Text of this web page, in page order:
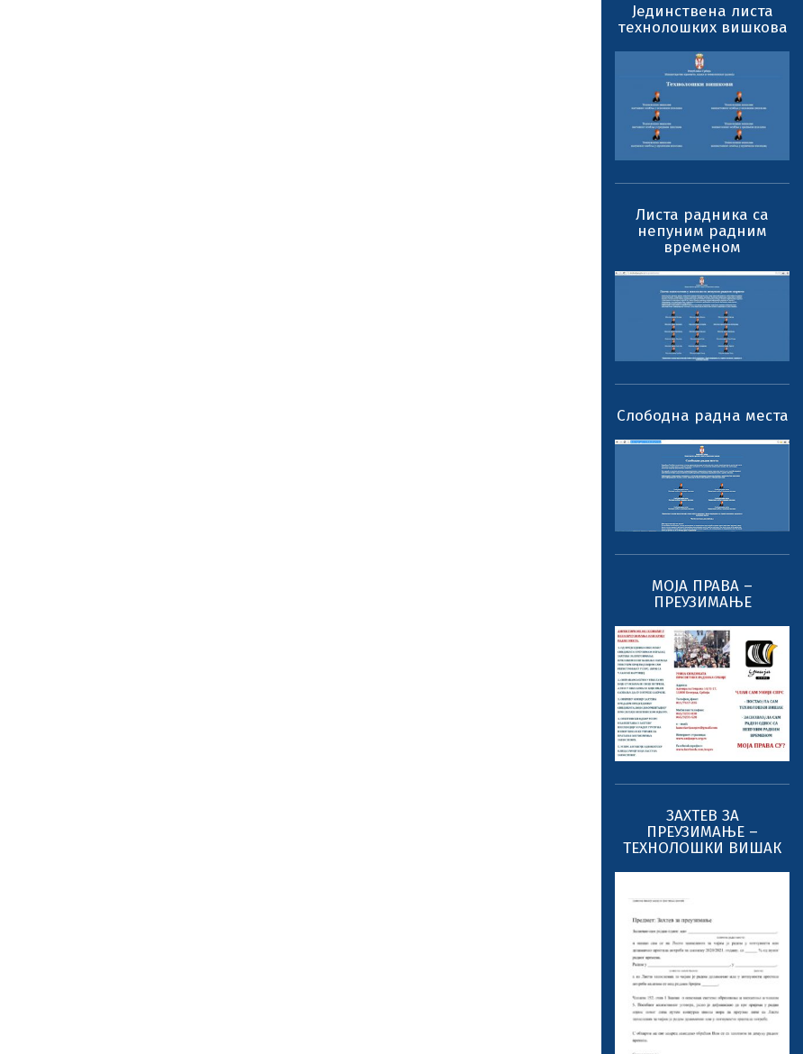
Јединствена листа
технолошких вишкова
Листа радника са
непуним радним
временом
Слободна радна места
МОЈА ПРАВА –
ПРЕУЗИМАЊЕ
ЗАХТЕВ ЗА
ПРЕУЗИМАЊЕ –
ТЕХНОЛОШКИ ВИШАК